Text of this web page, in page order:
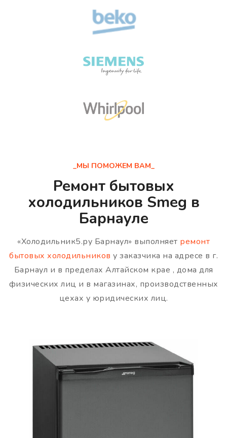
_МЫ ПОМОЖЕМ ВАМ_
Ремонт бытовых
холодильников Smeg в
Барнауле
«Холодильник5.ру Барнаул» выполняет ремонт
бытовых холодильников у заказчика на адресе в г.
Барнаул и в пределах Алтайском крае , дома для
физических лиц и в магазинах, производственных
цехах у юридических лиц.